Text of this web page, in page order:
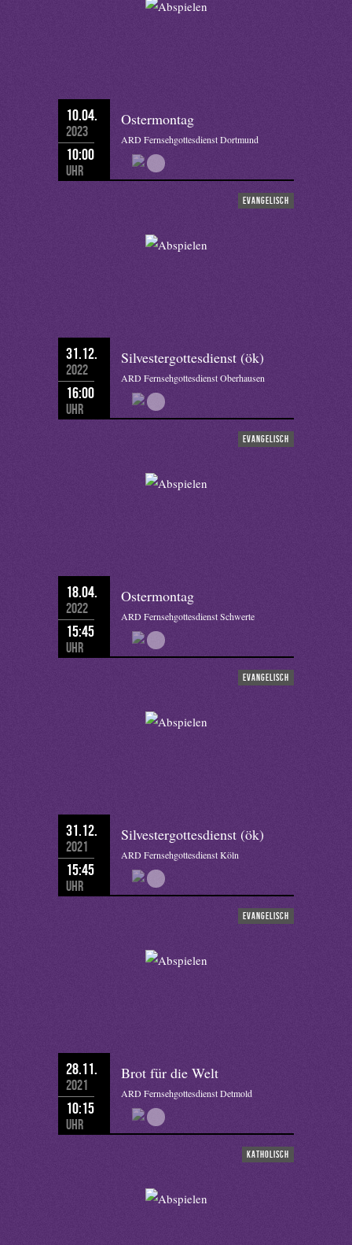
10.04.
2023
10:00
Uhr
Ostermontag
ARD Fernsehgottesdienst Dortmund
evangelisch
31.12.
2022
16:00
Uhr
Silvestergottesdienst (ök)
ARD Fernsehgottesdienst Oberhausen
evangelisch
18.04.
2022
15:45
Uhr
Ostermontag
ARD Fernsehgottesdienst Schwerte
evangelisch
31.12.
2021
15:45
Uhr
Silvestergottesdienst (ök)
ARD Fernsehgottesdienst Köln
evangelisch
28.11.
2021
10:15
Uhr
Brot für die Welt
ARD Fernsehgottesdienst Detmold
katholisch